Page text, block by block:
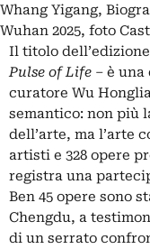
Whang Yigang,
Wuhan 2025, foto
Il titolo
Pulse of Life – è
curatore Wu
semantico: non più
dell’arte, ma l’arte
artisti e 328 opere
registra una
Ben 45 opere sono
Chengdu, a
di un serrato